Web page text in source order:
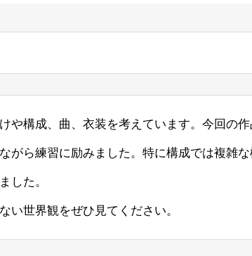
や構成、曲、衣装を考えています。今回の
がら練習に励みました。特に構成では複雑
した。
い世界観をぜひ見てください。